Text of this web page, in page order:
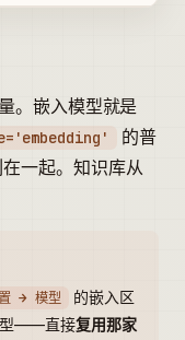
。嵌入模型就是
的普
一起。知识库从
→ 模型
的嵌入区
型——直接复用那家